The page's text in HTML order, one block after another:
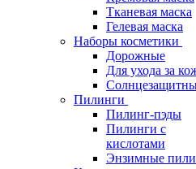
Тканевая маска
Гелевая маска
Наборы косметики
Дорожные
Для ухода за
Пилинги
Пилинг-пэды
Пилинги с
кислотами
Энзимные